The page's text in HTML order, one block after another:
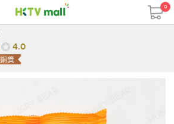
0
4.0